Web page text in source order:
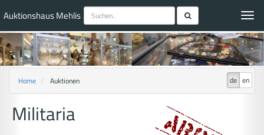
Auktionshaus Mehlis
de en
Home Auktionen
Militaria